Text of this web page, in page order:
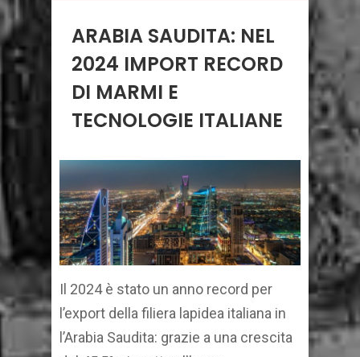
ARABIA SAUDITA: NEL
2024 IMPORT RECORD
DI MARMI E
TECNOLOGIE ITALIANE
Il 2024 è stato un anno record per
l’export della filiera lapidea italiana in
l’Arabia Saudita: grazie a una crescita